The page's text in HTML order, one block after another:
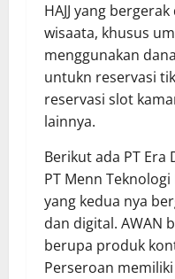
HAJJ yang
wisaata, khusus
menggunakan
untukn reservasi
reservasi slot
lainnya.
Berikut ada PT Era
PT Menn
yang kedua nya
dan digital. AWAN
berupa produk
Perseroan